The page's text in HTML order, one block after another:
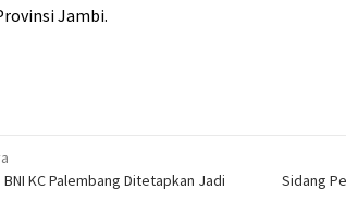
Jambi.
KC Palembang Ditetapkan Jadi
Sidang